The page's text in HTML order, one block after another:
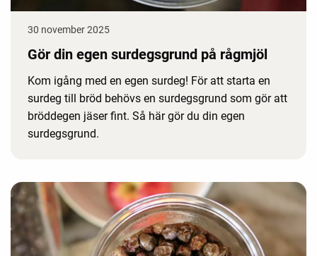
30 november 2025
Gör din egen surdegsgrund på rågmjöl
Kom igång med en egen surdeg! För att starta en
surdeg till bröd behövs en surdegsgrund som gör att
bröddegen jäser fint. Så här gör du din egen
surdegsgrund.